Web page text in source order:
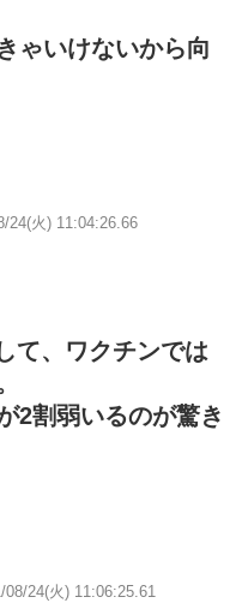
ゃいけないから向
24(火) 11:04:26.66
て、ワクチンでは
2割弱いるのが驚き
08/24(火) 11:06:25.61